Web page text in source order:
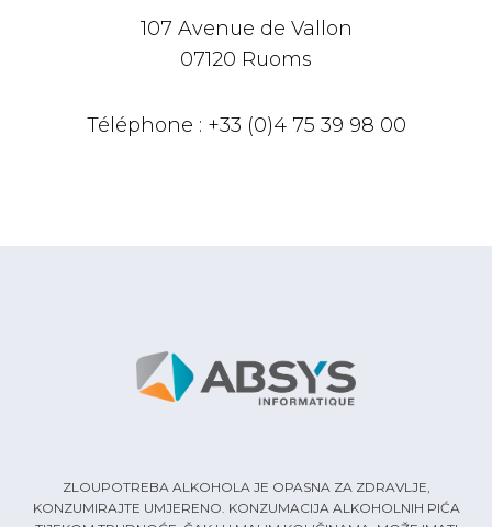
107 Avenue de Vallon
07120 Ruoms
Téléphone : +33 (0)4 75 39 98 00
ZLOUPOTREBA ALKOHOLA JE OPASNA ZA ZDRAVLJE,
KONZUMIRAJTE UMJERENO. KONZUMACIJA ALKOHOLNIH PIĆA